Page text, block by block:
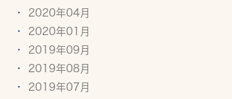
2020年04月
2020年01月
2019年09月
2019年08月
2019年07月